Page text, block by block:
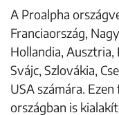
A Proalpha
Franciaország,
Hollandia, Ausztria,
Svájc, Szlovákia,
USA számára.
országban is